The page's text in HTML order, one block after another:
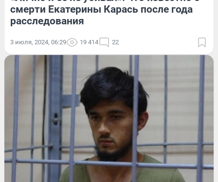
смерти Екатерины Карась после года
расследования
3 июля, 2024, 06:29 19 414 22